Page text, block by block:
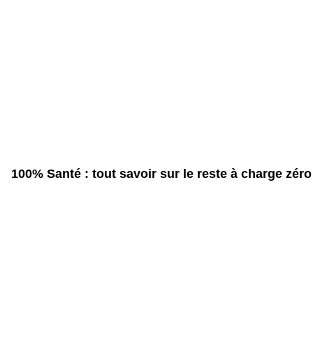
100% Santé : tout savoir sur le reste à charge zéro